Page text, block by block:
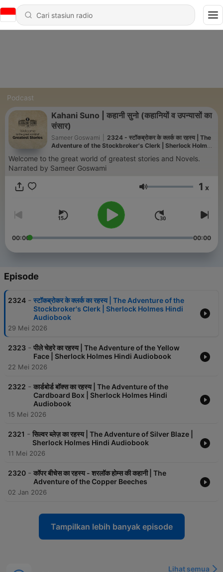
Podcast
Kahani Suno | कहानी सुनो (कहानियों व उपन्यासों का
संसार)
Sameer Goswami
2324 - स्टॉकब्रोकर के क्लर्क का रहस्य | The
Adventure of the Stockbroker's Clerk | Sherlock Holmes
Welcome to the great world of greatest stories and Novels.
Narrated by Sameer Goswami
Volume 1 x
00:00 00:00
Episode
2324 - स्टॉकब्रोकर के क्लर्क का रहस्य | The Adventure of the
Stockbroker's Clerk | Sherlock Holmes Hindi
Audiobook
29 Mei 2026
2323 - पीले चेहरे का रहस्य | The Adventure of the Yellow
Face | Sherlock Holmes Hindi Audiobook
22 Mei 2026
2322 - कार्डबोर्ड बॉक्स का रहस्य | The Adventure of the
Cardboard Box | Sherlock Holmes Hindi
Audiobook
15 Mei 2026
2321 - सिल्वर ब्लेज़ का रहस्य | The Adventure of Silver Blaze |
Sherlock Holmes Hindi Audiobook
11 Mei 2026
2320 - कॉपर बीचेस का रहस्य - शरलॉक होम्स की कहानी | The
Adventure of the Copper Beeches
02 Jan 2026
Tampilkan lebih banyak episode
Lihat semua